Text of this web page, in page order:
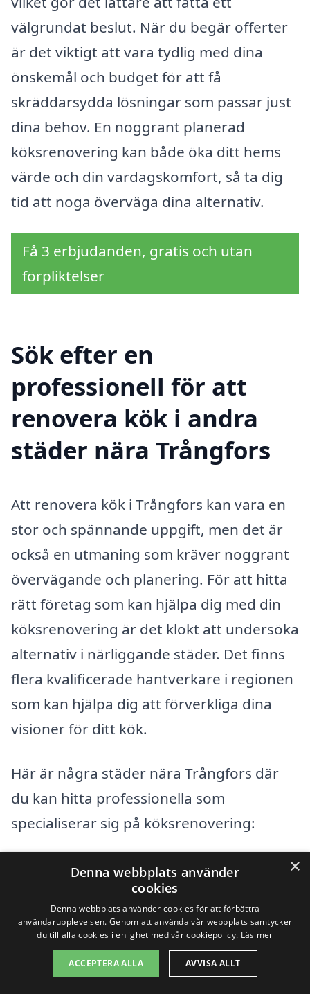
välgrundat beslut. När du begär offerter
är det viktigt att vara tydlig med dina
önskemål och budget för att få
skräddarsydda lösningar som passar just
dina behov. En noggrant planerad
köksrenovering kan både öka ditt hems
värde och din vardagskomfort, så ta dig
tid att noga överväga dina alternativ.
Få 3 erbjudanden, gratis och utan
förpliktelser
Sök efter en
professionell för att
renovera kök i andra
städer nära Trångfors
Att renovera kök i Trångfors kan vara en
stor och spännande uppgift, men det är
också en utmaning som kräver noggrant
övervägande och planering. För att hitta
rätt företag som kan hjälpa dig med din
köksrenovering är det klokt att undersöka
alternativ i närliggande städer. Det finns
flera kvalificerade hantverkare i regionen
som kan hjälpa dig att förverkliga dina
visioner för ditt kök.
Här är några städer nära Trångfors där
du kan hitta professionella som
specialiserar sig på köksrenovering:
Boden
Luleå
Överkalix
×
Denna webbplats använder
cookies
Denna webbplats använder cookies för att förbättra
användarupplevelsen. Genom att använda vår webbplats samtycker
du till alla cookies i enlighet med vår cookiepolicy. Läs mer
ACCEPTERA ALLA AVVISA ALLT